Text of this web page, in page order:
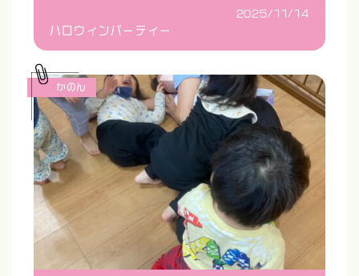
2025/11/14
ハロウィンパーティー
かのん